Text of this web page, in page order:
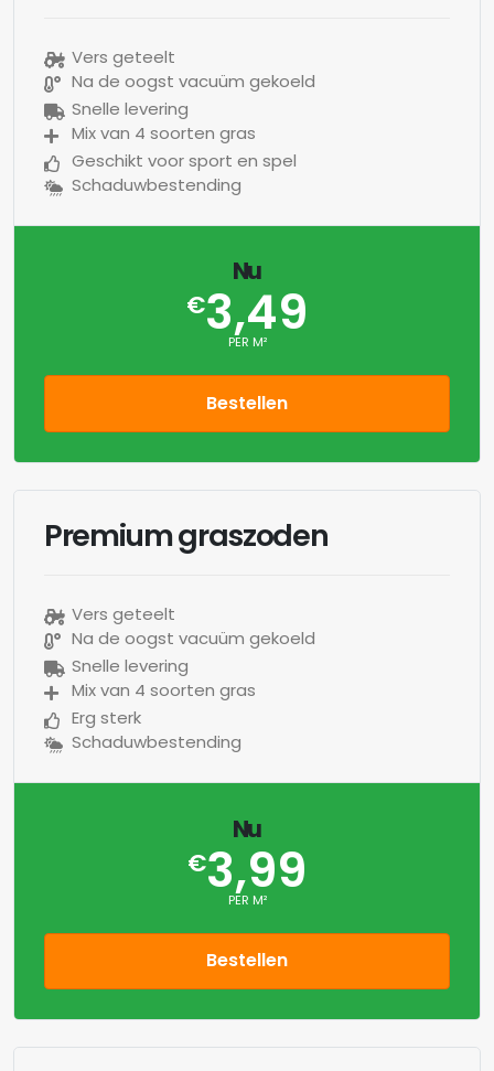
Vers geteelt
Na de oogst vacuüm gekoeld
Snelle levering
Mix van 4 soorten gras
Geschikt voor sport en spel
Schaduwbestending
Nu
€3,49
PER M²
Bestellen
Premium graszoden
Vers geteelt
Na de oogst vacuüm gekoeld
Snelle levering
Mix van 4 soorten gras
Erg sterk
Schaduwbestending
Nu
€3,99
PER M²
Bestellen